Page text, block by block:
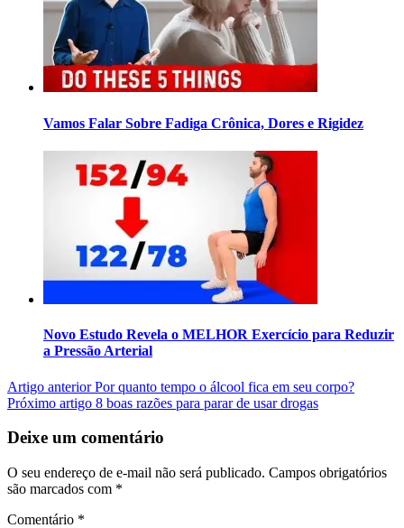
Vamos Falar Sobre Fadiga Crônica, Dores e Rigidez
Novo Estudo Revela o MELHOR Exercício para Reduzir
a Pressão Arterial
Artigo anteriorPor quanto tempo o álcool fica em seu corpo?
Próximo artigo 8 boas razões para parar de usar drogas
Deixe um comentário
O seu endereço de e-mail não será publicado. Campos obrigatórios
são marcados com *
Comentário *